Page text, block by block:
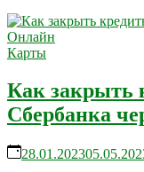
Карты
Как закрыть
Сбербанка
28.01.2023